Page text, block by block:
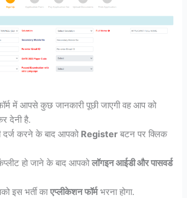
में आपसे कुछ जानकारी पूछी जाएगी वह आप को
देनी है.
दर्ज करने के बाद आपको Register बटन पर क्लिक
हो जाने के बाद आपकोलॉगइन आईडी और पासवर्ड
इस भर्ती काएप्लीकेशन फॉर्मभरना होगा.